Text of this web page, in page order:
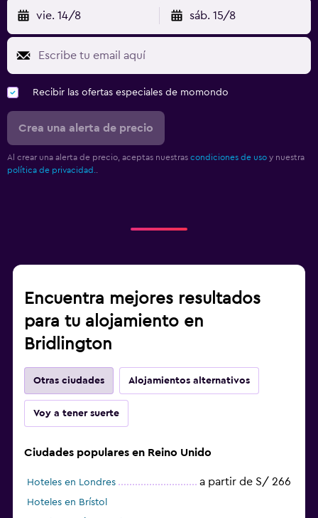
vie. 14/8 sáb. 15/8
Recibir las ofertas especiales de momondo
Crea una alerta de precio
Al crear una alerta de precio, aceptas nuestras condiciones de uso y nuestra
política de privacidad.
Encuentra mejores resultados
para tu alojamiento en
Bridlington
Otras ciudades Alojamientos alternativos
Voy a tener suerte
Ciudades populares en Reino Unido
Hoteles en Londres a partir de S/ 266
Hoteles en Brístol